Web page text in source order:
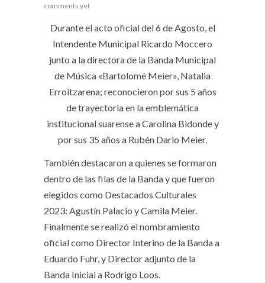
comments yet
Durante el acto oficial del 6 de Agosto, el
Intendente Municipal Ricardo Moccero
junto a la directora de la Banda Municipal
de Música «Bartolomé Meier», Natalia
Erroitzarena; reconocieron por sus 5 años
de trayectoria en la emblemática
institucional suarense a Carolina Bidonde y
por sus 35 años a Rubén Dario Meier.
También destacaron a quienes se formaron
dentro de las filas de la Banda y que fueron
elegidos como Destacados Culturales
2023: Agustín Palacio y Camila Meier.
Finalmente se realizó el nombramiento
oficial como Director Interino de la Banda a
Eduardo Fuhr, y Director adjunto de la
Banda Inicial a Rodrigo Loos.